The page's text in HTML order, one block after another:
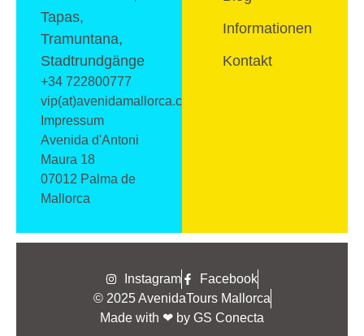
Tapas,
Tramuntana,
Stadtrundgänge
+34 722800777
vip(at)avenidamallorca.com
Impressum
Avenida d'Antoni
Maura 18
07012 Palma de
Mallorca
Informationen
Kontakt
Instagram
Facebook
© 2025 AvenidaTours Mallorca
Made with ❤ by GS Conecta